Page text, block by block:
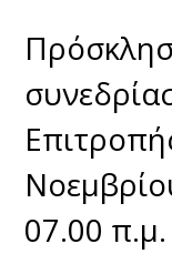
07.00 π.μ.